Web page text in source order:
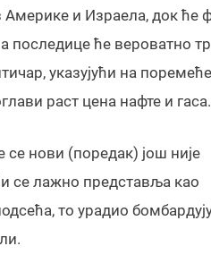
Америке и Израела, док ће
последице ће вероватно
указујући на
раст цена нафте и гаса.
се нови (поредак) још није
се лажно представља као
то урадио